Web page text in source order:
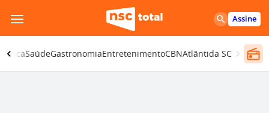
para
o
conteúdo
Assine
SaúdeGastronomiaEntretenimentoCBNAtlântida SC